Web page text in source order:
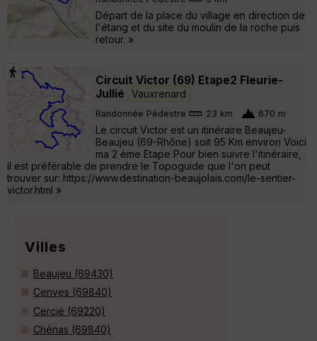
Départ de la place du village en direction de
l'étang et du site du moulin de la roche puis
retour. »
Circuit Victor (69) Etape2 Fleurie-
Jullié
Vauxrenard
Randonnée Pédestre 23 km 670 m
Le circuit Victor est un itinéraire Beaujeu-
Beaujeu (69-Rhône) soit 95 Km environ Voici
ma 2 ème Etape Pour bien suivre l'itinéraire,
il est préférable de prendre le Topoguide que l'on peut
trouver sur: https://www.destination-beaujolais.com/le-sentier-
victor.html »
Villes
Beaujeu (69430)
Cenves (69840)
Cercié (69220)
Chénas (69840)